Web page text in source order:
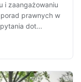
i zaangażowaniu
prawnych w
dot...